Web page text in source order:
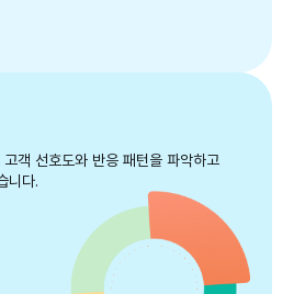
객 선호도와 반응 패턴을 파악하고
니다.